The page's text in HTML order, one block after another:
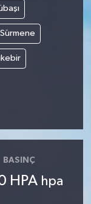
Sürmene
BASINÇ
HPA hpa